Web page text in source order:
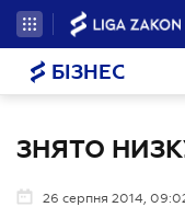
БІЗНЕС
ЗНЯТО
26 серпня 2014,